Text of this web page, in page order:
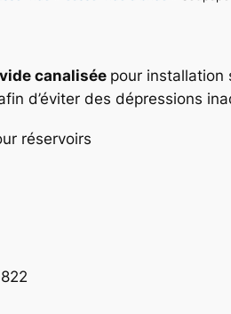
canalisée pour installation
d’éviter des dépressions
réservoirs